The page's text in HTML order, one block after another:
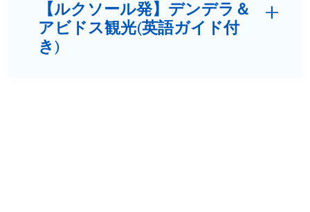
【ルクソール発】デンデラ＆
アビドス観光(英語ガイド付
き)